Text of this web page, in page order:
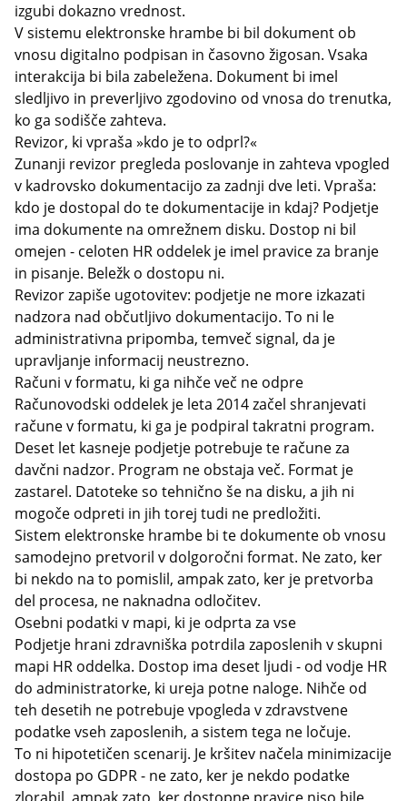
izgubi dokazno vrednost.
V sistemu elektronske hrambe bi bil dokument ob
vnosu digitalno podpisan in časovno žigosan. Vsaka
interakcija bi bila zabeležena. Dokument bi imel
sledljivo in preverljivo zgodovino od vnosa do trenutka,
ko ga sodišče zahteva.
Revizor, ki vpraša »kdo je to odprl?«
Zunanji revizor pregleda poslovanje in zahteva vpogled
v kadrovsko dokumentacijo za zadnji dve leti. Vpraša:
kdo je dostopal do te dokumentacije in kdaj? Podjetje
ima dokumente na omrežnem disku. Dostop ni bil
omejen - celoten HR oddelek je imel pravice za branje
in pisanje. Beležk o dostopu ni.
Revizor zapiše ugotovitev: podjetje ne more izkazati
nadzora nad občutljivo dokumentacijo. To ni le
administrativna pripomba, temveč signal, da je
upravljanje informacij neustrezno.
Računi v formatu, ki ga nihče več ne odpre
Računovodski oddelek je leta 2014 začel shranjevati
račune v formatu, ki ga je podpiral takratni program.
Deset let kasneje podjetje potrebuje te račune za
davčni nadzor. Program ne obstaja več. Format je
zastarel. Datoteke so tehnično še na disku, a jih ni
mogoče odpreti in jih torej tudi ne predložiti.
Sistem elektronske hrambe bi te dokumente ob vnosu
samodejno pretvoril v dolgoročni format. Ne zato, ker
bi nekdo na to pomislil, ampak zato, ker je pretvorba
del procesa, ne naknadna odločitev.
Osebni podatki v mapi, ki je odprta za vse
Podjetje hrani zdravniška potrdila zaposlenih v skupni
mapi HR oddelka. Dostop ima deset ljudi - od vodje HR
do administratorke, ki ureja potne naloge. Nihče od
teh desetih ne potrebuje vpogleda v zdravstvene
podatke vseh zaposlenih, a sistem tega ne ločuje.
To ni hipotetičen scenarij. Je kršitev načela minimizacije
dostopa po GDPR - ne zato, ker je nekdo podatke